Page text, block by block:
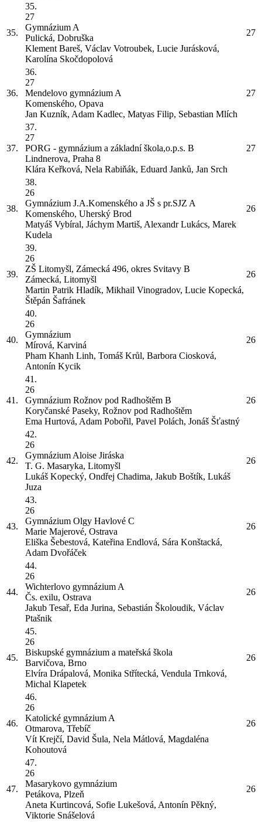
35.
35.
27
Gymnázium A
Pulická, Dobruška
Klement Bareš, Václav Votroubek, Lucie Jurásková,
Karolína Skočdopolová
27
36.
36.
27
Mendelovo gymnázium A
Komenského, Opava
Jan Kuzník, Adam Kadlec, Matyas Filip, Sebastian Mlích
27
37.
37.
27
PORG - gymnázium a základní škola,o.p.s. B
Lindnerova, Praha 8
Klára Keřková, Nela Rabiňák, Eduard Janků, Jan Srch
27
38.
38.
26
Gymnázium J.A.Komenského a JŠ s pr.SJZ A
Komenského, Uherský Brod
Matyáš Vybíral, Jáchym Martiš, Alexandr Lukács, Marek
Kudela
26
39.
39.
26
ZŠ Litomyšl, Zámecká 496, okres Svitavy B
Zámecká, Litomyšl
Martin Patrik Hladík, Mikhail Vinogradov, Lucie Kopecká,
Štěpán Šafránek
26
40.
40.
26
Gymnázium
Mírová, Karviná
Pham Khanh Linh, Tomáš Krůl, Barbora Ciosková,
Antonín Kycik
26
41.
41.
26
Gymnázium Rožnov pod Radhoštěm B
Koryčanské Paseky, Rožnov pod Radhoštěm
Ema Hurtová, Adam Pobořil, Pavel Polách, Jonáš Šťastný
26
42.
42.
26
Gymnázium Aloise Jiráska
T. G. Masaryka, Litomyšl
Lukáš Kopecký, Ondřej Chadima, Jakub Boštík, Lukáš
Juza
26
43.
43.
26
Gymnázium Olgy Havlové C
Marie Majerové, Ostrava
Eliška Šebestová, Kateřina Endlová, Sára Konštacká,
Adam Dvořáček
26
44.
44.
26
Wichterlovo gymnázium A
Čs. exilu, Ostrava
Jakub Tesař, Eda Jurina, Sebastián Školoudik, Václav
Ptašnik
26
45.
45.
26
Biskupské gymnázium a mateřská škola
Barvičova, Brno
Elvíra Drápalová, Monika Střítecká, Vendula Trnková,
Michal Klapetek
26
46.
46.
26
Katolické gymnázium A
Otmarova, Třebíč
Vít Krejčí, David Šula, Nela Mátlová, Magdaléna
Kohoutová
26
47.
47.
26
Masarykovo gymnázium
Petákova, Plzeň
Aneta Kurtincová, Sofie Lukešová, Antonín Pěkný,
Viktorie Snášelová
26